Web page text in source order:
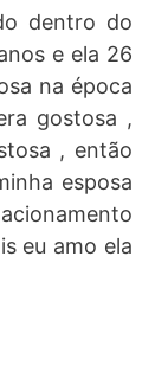
dentro do
e ela 26
na época
gostosa ,
, então
esposa
eu amo ela